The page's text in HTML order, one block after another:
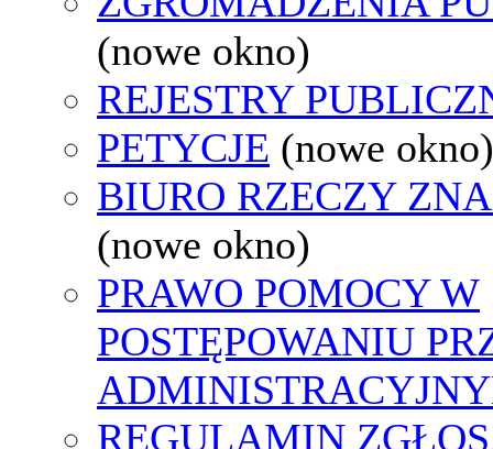
(nowe okno)
REJESTRY
PETYCJE (nowe okno)
BIURO RZECZY
(nowe okno)
PRAWO POMOCY W
POSTĘPOWANIU
REGULAMIN